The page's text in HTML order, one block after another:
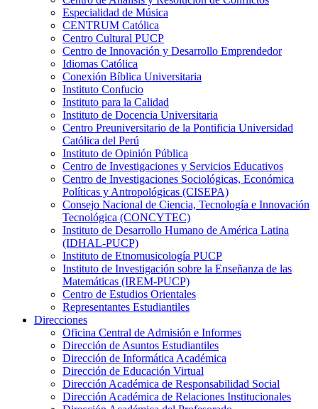
Especialidad de Música
CENTRUM Católica
Centro Cultural PUCP
Centro de Innovación y Desarrollo Emprendedor
Idiomas Católica
Conexión Bíblica Universitaria
Instituto Confucio
Instituto para la Calidad
Instituto de Docencia Universitaria
Centro Preuniversitario de la Pontificia Universidad
Católica del Perú
Instituto de Opinión Pública
Centro de Investigaciones y Servicios Educativos
Centro de Investigaciones Sociológicas, Económica
Políticas y Antropológicas (CISEPA)
Consejo Nacional de Ciencia, Tecnología e Innovación
Tecnológica (CONCYTEC)
Instituto de Desarrollo Humano de América Latina
(IDHAL-PUCP)
Instituto de Etnomusicología PUCP
Instituto de Investigación sobre la Enseñanza de las
Matemáticas (IREM-PUCP)
Centro de Estudios Orientales
Representantes Estudiantiles
Direcciones
Oficina Central de Admisión e Informes
Dirección de Asuntos Estudiantiles
Dirección de Informática Académica
Dirección de Educación Virtual
Dirección Académica de Responsabilidad Social
Dirección Académica de Relaciones Institucionales